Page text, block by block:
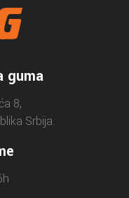
guma
8,
Srbija.